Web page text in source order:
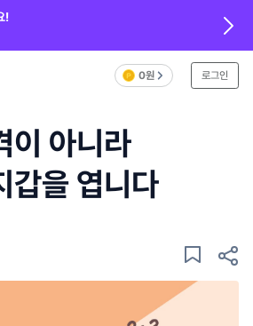
!
0원 로그인
이 아니라
갑을 엽니다